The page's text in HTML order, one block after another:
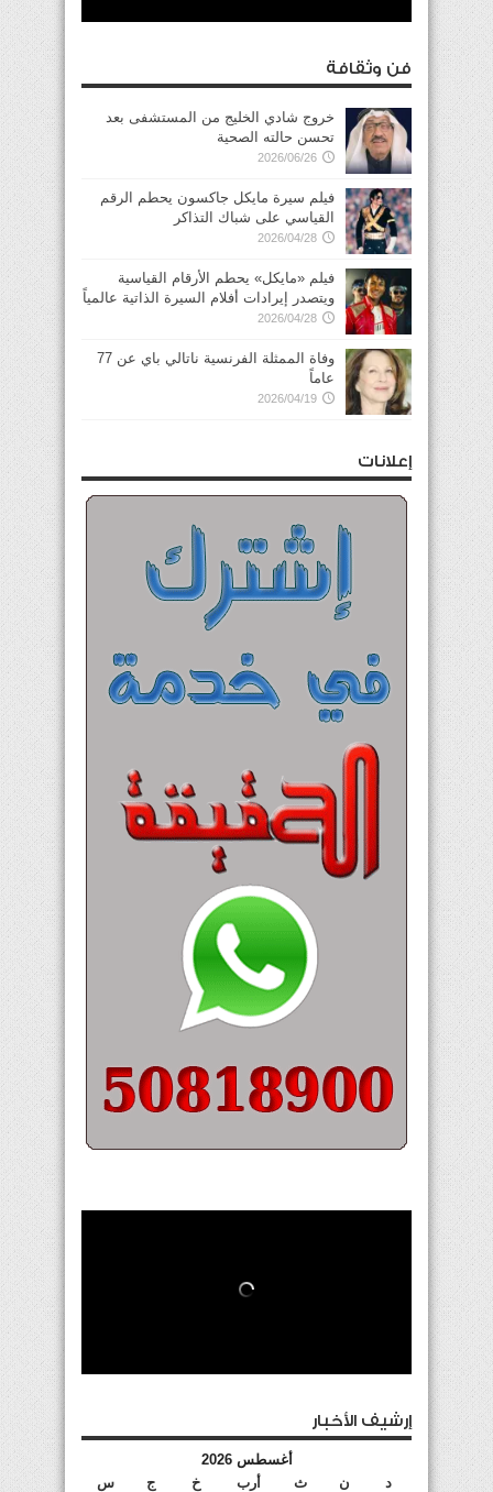
فن وثقافة
خروج شادي الخليج من المستشفى بعد
تحسن حالته الصحية
2026/06/26
فيلم سيرة مايكل جاكسون يحطم الرقم
القياسي على شباك التذاكر
2026/04/28
فيلم «مايكل» يحطم الأرقام القياسية
ويتصدر إيرادات أفلام السيرة الذاتية عالمياً
2026/04/28
وفاة الممثلة الفرنسية ناتالي باي عن 77
عاماً
2026/04/19
إعلانات
إرشيف الأخبار
أغسطس 2026
د
ن ث أرب خ ج
س